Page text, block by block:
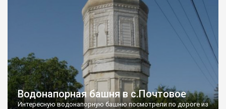
Водонапорная башня в с.Почтовое
Интересную водонапорную башню посмотрели по дороге из